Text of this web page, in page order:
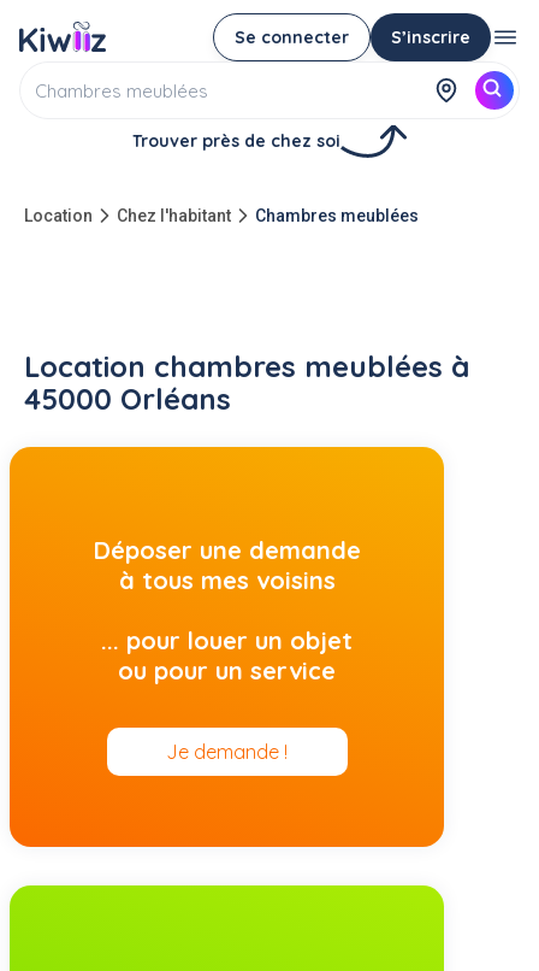
Se connecter S’inscrire
Trouver près de chez soi
Location Chez l'habitant Chambres meublées
Location chambres meublées à
45000 Orléans
Déposer une demande
à tous mes voisins
... pour louer un objet
ou pour un service
Je demande !